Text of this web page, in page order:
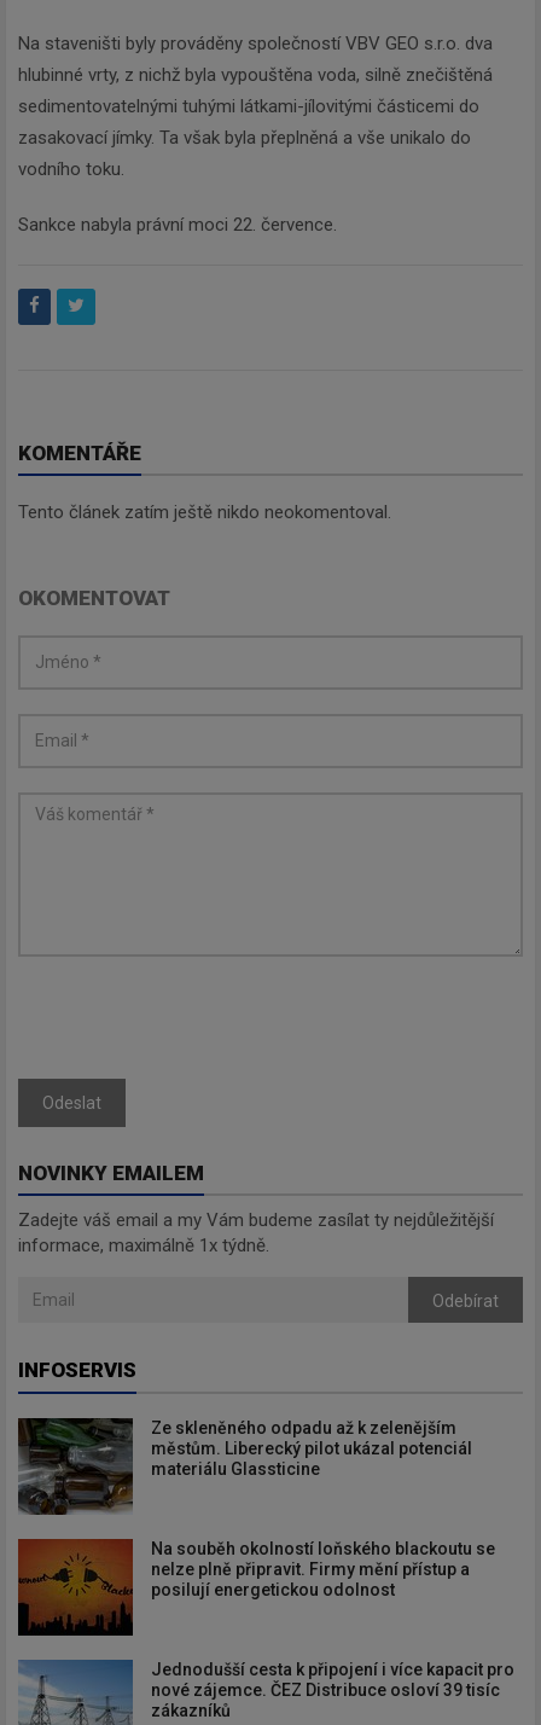
Na staveništi byly prováděny společností VBV GEO s.r.o. dva
hlubinné vrty, z nichž byla vypouštěna voda, silně znečištěná
sedimentovatelnými tuhými látkami-jílovitými částicemi do
zasakovací jímky. Ta však byla přeplněná a vše unikalo do
vodního toku.
Sankce nabyla právní moci 22. července.
KOMENTÁŘE
Tento článek zatím ještě nikdo neokomentoval.
OKOMENTOVAT
Odeslat
NOVINKY EMAILEM
Zadejte váš email a my Vám budeme zasílat ty nejdůležitější
informace, maximálně 1x týdně.
Odebírat
INFOSERVIS
Ze skleněného odpadu až k zelenějším
městům. Liberecký pilot ukázal potenciál
materiálu Glassticine
Na souběh okolností loňského blackoutu se
nelze plně připravit. Firmy mění přístup a
posilují energetickou odolnost
Jednodušší cesta k připojení i více kapacit pro
nové zájemce. ČEZ Distribuce osloví 39 tisíc
zákazníků